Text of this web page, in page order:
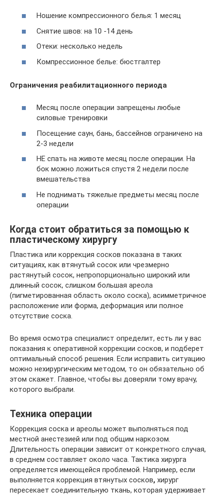
Ношение компрессионного белья: 1 месяц
Снятие швов: на 10 -14 день
Отеки: несколько недель
Компрессионное белье: бюстгалтер
Ограничения реабилитационного периода
Месяц после операции запрещены любые
силовые тренировки
Посещение саун, бань, бассейнов ограничено на
2-3 недели
НЕ спать на животе месяц после операции. На
бок можно ложиться спустя 2 недели после
вмешательства
Не поднимать тяжелые предметы месяц после
операции
Когда стоит обратиться за помощью к
пластическому хирургу
Пластика или коррекция сосков показана в таких
ситуациях, как втянутый сосок или чрезмерно
растянутый сосок, непропорционально широкий или
длинный сосок, слишком большая ареола
(пигметированная область около соска), асимметричное
расположение или форма, деформация или полное
отсутствие соска.
Во время осмотра специалист определит, есть ли у вас
показания к оперативной коррекции сосков, и подберет
оптимальный способ решения. Если исправить ситуацию
можно нехирургическим методом, то он обязательно об
этом скажет. Главное, чтобы вы доверяли тому врачу,
которого выбрали.
Техника операции
Коррекция соска и ареолы может выполняться под
местной анестезией или под общим наркозом.
Длительность операции зависит от конкретного случая,
в среднем составляет около часа. Тактика хирурга
определяется имеющейся проблемой. Например, если
выполняется коррекция втянутых сосков, хирург
пересекает соединительную ткань, которая удерживает